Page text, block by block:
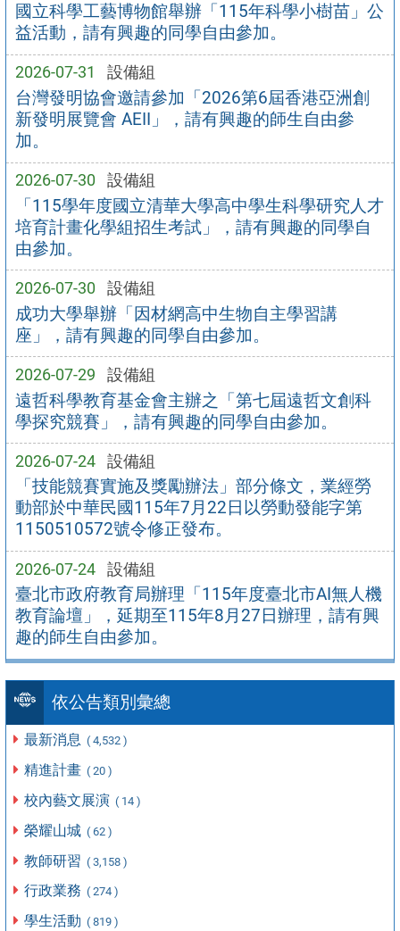
國立科學工藝博物館舉辦「115年科學小樹苗」公
益活動，請有興趣的同學自由參加。
2026-07-31 設備組
台灣發明協會邀請參加「2026第6屆香港亞洲創
新發明展覽會 AEII」，請有興趣的師生自由參
加。
2026-07-30 設備組
「115學年度國立清華大學高中學生科學研究人才
培育計畫化學組招生考試」，請有興趣的同學自
由參加。
2026-07-30 設備組
成功大學舉辦「因材網高中生物自主學習講
座」，請有興趣的同學自由參加。
2026-07-29 設備組
遠哲科學教育基金會主辦之「第七屆遠哲文創科
學探究競賽」，請有興趣的同學自由參加。
2026-07-24 設備組
「技能競賽實施及獎勵辦法」部分條文，業經勞
動部於中華民國115年7月22日以勞動發能字第
1150510572號令修正發布。
2026-07-24 設備組
臺北市政府教育局辦理「115年度臺北市AI無人機
教育論壇」，延期至115年8月27日辦理，請有興
趣的師生自由參加。
依公告類別彙總
最新消息 ( 4,532 )
精進計畫 ( 20 )
校內藝文展演 ( 14 )
榮耀山城 ( 62 )
教師研習 ( 3,158 )
行政業務 ( 274 )
學生活動 ( 819 )